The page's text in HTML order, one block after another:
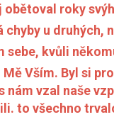
obětoval roky
chyby u druhých,
sebe, kvůli
Mě Vším. Byl si
nám vzal naše
to všechno